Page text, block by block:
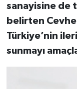
sanayisine de
belirten
Türkiye’nin
sunmayı